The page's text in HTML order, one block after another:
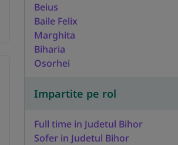
Beius
Baile Felix
Marghita
Biharia
Osorhei
Impartite pe rol
Full time in Judetul Bihor
Sofer in Judetul Bihor